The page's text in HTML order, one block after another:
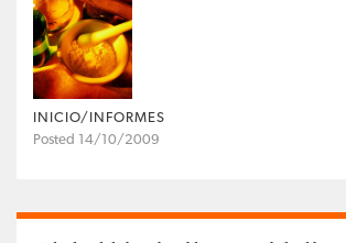
INICIO/INFORMES
Posted 14/10/2009